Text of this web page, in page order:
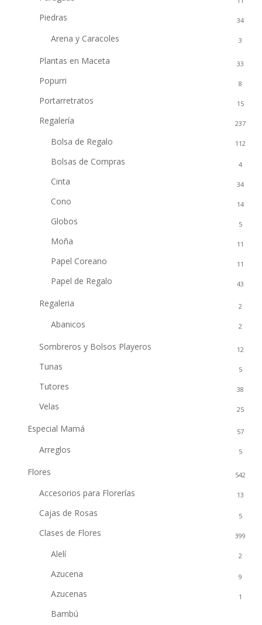
Piedras 34
Arena y Caracoles 3
Plantas en Maceta 33
Popurri 8
Portarretratos 15
Regalería 237
Bolsa de Regalo 112
Bolsas de Compras 4
Cinta 34
Cono 14
Globos 5
Moña 11
Papel Coreano 11
Papel de Regalo 43
Regaleria 2
Abanicos 2
Sombreros y Bolsos Playeros 12
Tunas 5
Tutores 38
Velas 25
Especial Mamá 57
Arreglos 5
Flores 542
Accesorios para Florerías 13
Cajas de Rosas 5
Clases de Flores 399
Alelí 2
Azucena 9
Azucenas 1
Bambú